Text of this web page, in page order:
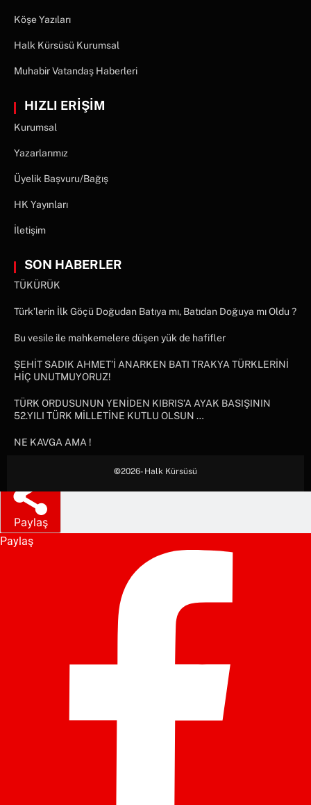
Köşe Yazıları
Halk Kürsüsü Kurumsal
Muhabir Vatandaş Haberleri
HIZLI ERİŞİM
Kurumsal
Yazarlarımız
Üyelik Başvuru/Bağış
HK Yayınları
İletişim
SON HABERLER
TÜKÜRÜK
Türk’lerin İlk Göçü Doğudan Batıya mı, Batıdan Doğuya mı Oldu ?
Bu vesile ile mahkemelere düşen yük de hafifler
ŞEHİT SADIK AHMET’İ ANARKEN BATI TRAKYA TÜRKLERİNİ
HİÇ UNUTMUYORUZ!
TÜRK ORDUSUNUN YENİDEN KIBRIS’A AYAK BASIŞININ
52.YILI TÜRK MİLLETİNE KUTLU OLSUN …
NE KAVGA AMA !
©2026- Halk Kürsüsü
Paylaş
Paylaş